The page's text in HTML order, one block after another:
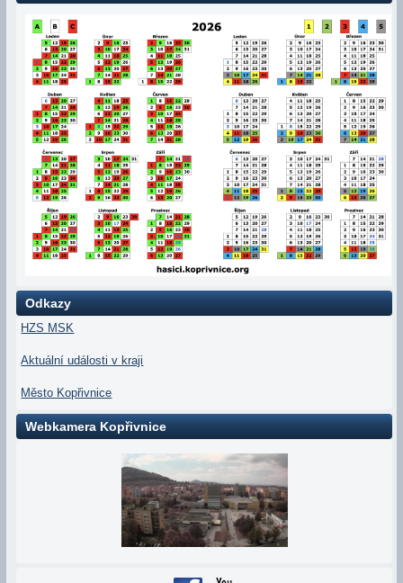
Odkazy
HZS MSK
Aktuální události v kraji
Město Kopřivnice
Webkamera Kopřivnice